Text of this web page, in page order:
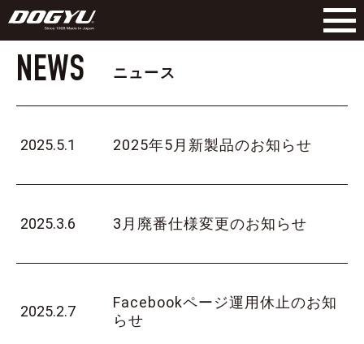
NEWS ニュース
2025.5.1 2025年5月新製品のお知らせ
2025.3.6 3月廃番仕様変更のお知らせ
2025.2.7
Facebookページ運用休止のお知
らせ